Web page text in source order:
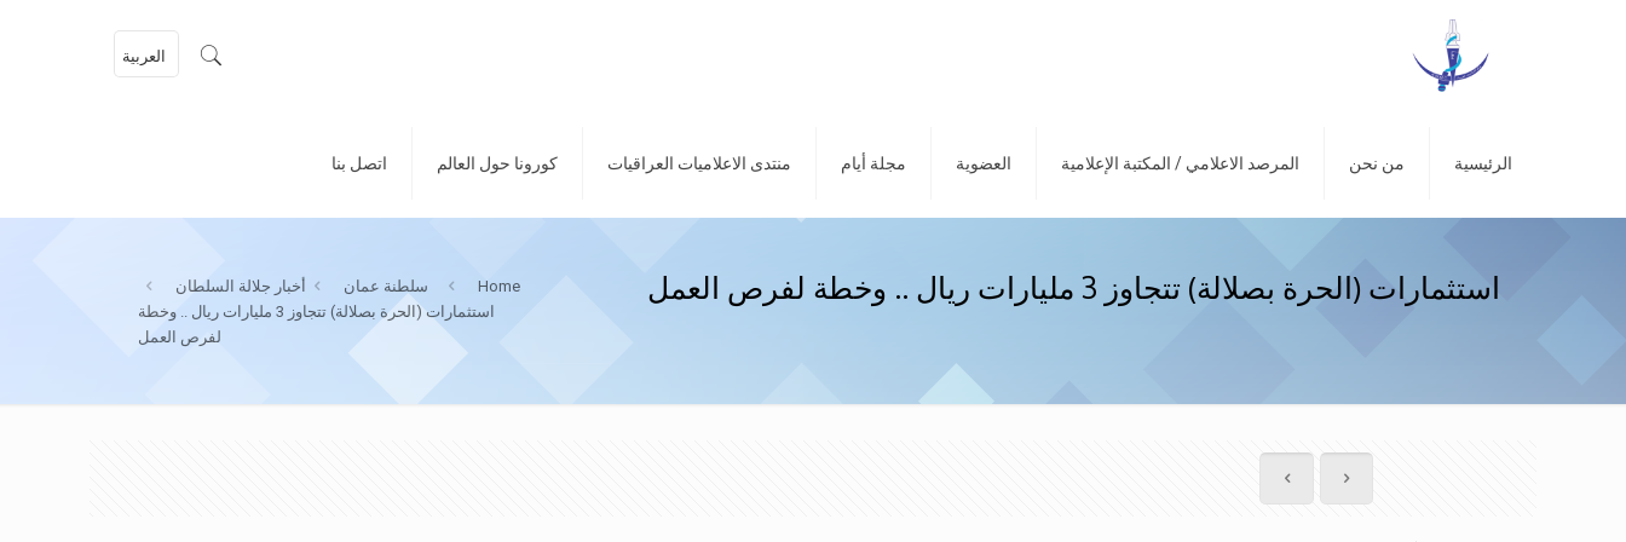
الرئيسية من نحن المرصد الاعلامي / المكتبة الإعلامية العضوية مجلة أيام منتدى الاعلاميات العراقيات كورونا حول العالم اتصل بنا
العربية
استثمارات (الحرة بصلالة) تتجاوز 3 مليارات ريال .. وخطة لفرص العمل Home سلطنة عمان
أخبار جلالة السلطان
استثمارات (الحرة بصلالة) تتجاوز 3 مليارات ريال .. وخطة
لفرص العمل